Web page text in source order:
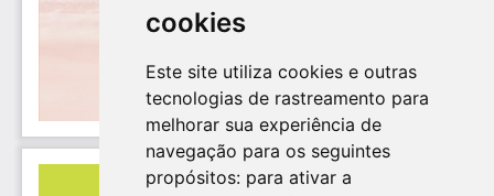
cookies
Este site utiliza cookies e outras
tecnologias de rastreamento para
melhorar sua experiência de
navegação para os seguintes
propósitos: para ativar a